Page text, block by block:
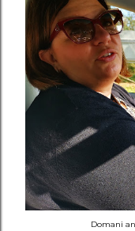
Domani